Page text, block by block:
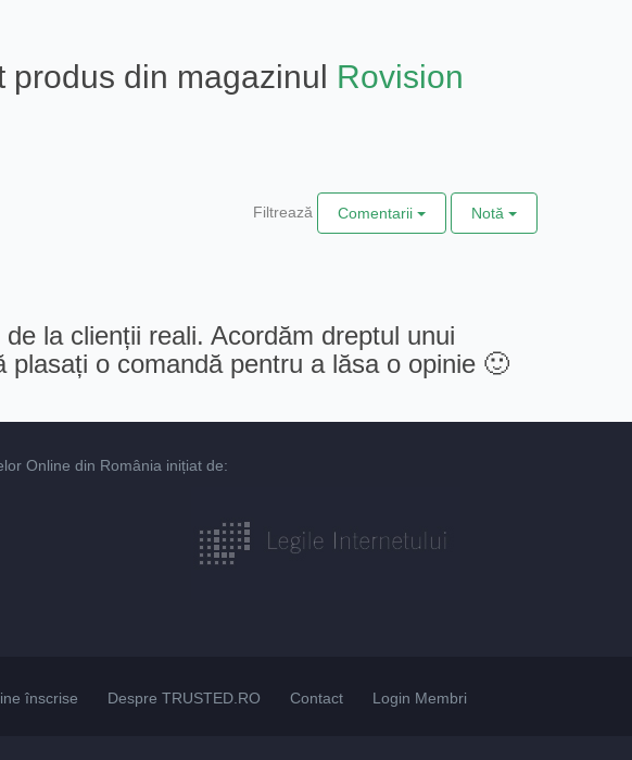
produs din magazinul Rovision
Filtrează Comentarii Notă
la clienții reali. Acordăm dreptul unui
o comandă pentru a lăsa o opinie 🙂
Online din România inițiat de:
înscrise Despre TRUSTED.RO Contact Login Membri